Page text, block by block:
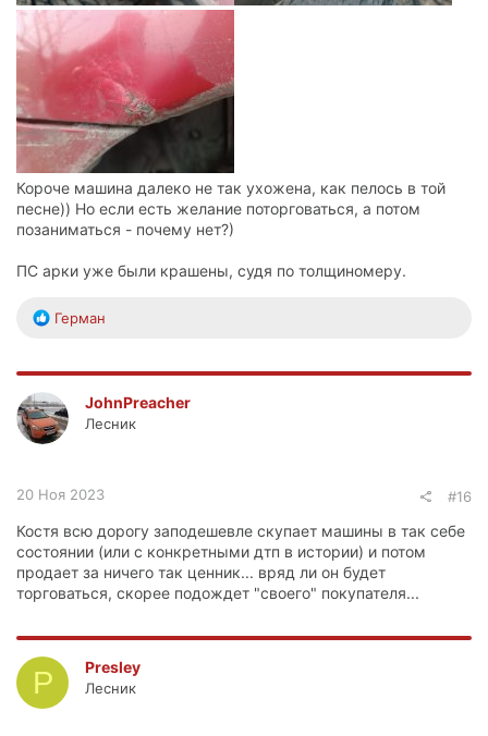
Короче машина далеко не так ухожена, как пелось в той
песне)) Но если есть желание поторговаться, а потом
позаниматься - почему нет?)
ПС арки уже были крашены, судя по толщиномеру.
Р
к
ц
и
и
Герман
JohnPreacher
Лесник
20 Ноя 2023 #16
Костя всю дорогу заподешевле скупает машины в так себе
состоянии (или с конкретными дтп в истории) и потом
продает за ничего так ценник... вряд ли он будет
торговаться, скорее подождет "своего" покупателя...
P Presley
Лесник